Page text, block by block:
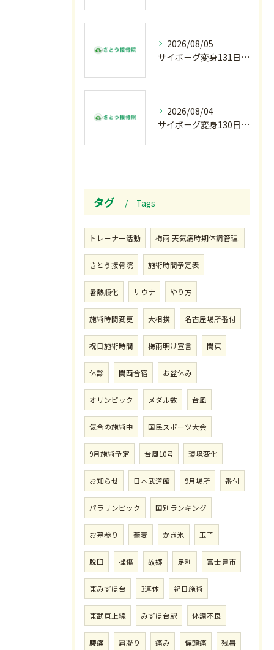
2026/08/05
サイボーグ変身131日目.甲子園開幕.日曜.リラクゼーション柔.水曜の朝〜
2026/08/04
サイボーグ変身130日目.涼しい朝.甲子園…火曜の朝〜
タグ Tags
トレーナー活動 梅雨.天気痛時期体調管理.
さとう接骨院 施術時間予定表
暑熱順化 サウナ やり方
施術時間変更 大相撲 名古屋場所番付
祝日施術時間 梅雨明け宣言 関東
休診 関西合宿 お盆休み
オリンピック メダル数 台風
気合の施術中 国民スポーツ大会
9月施術予定 台風10号 環境変化
お知らせ 日本武道館 9月場所 番付
パラリンピック 国別ランキング
お墓参り 蕎麦 かき氷 玉子
脱臼 挫傷 故郷 足利 富士見市
東みずほ台 3連休 祝日施術
東武東上線 みずほ台駅 体調不良
腰痛 肩凝り 痛み 偏頭痛 残暑